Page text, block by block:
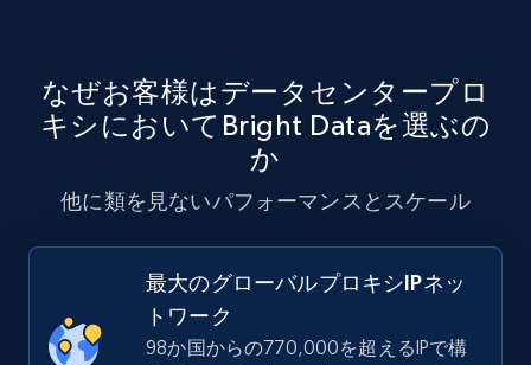
なぜお客様はデータセンタープロ
キシにおいてBright Dataを選ぶの
か
他に類を見ないパフォーマンスとスケール
最大のグローバルプロキシIPネッ
トワーク
98か国からの770,000を超えるIPで構